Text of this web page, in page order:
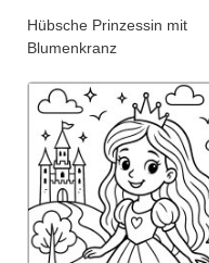
Hübsche Prinzessin mit
Blumenkranz